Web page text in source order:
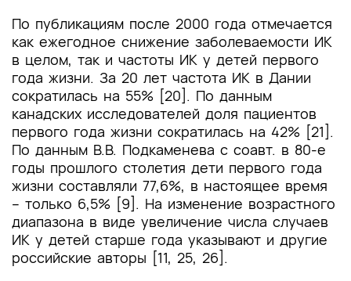
По публикациям после 2000 года отмечается
как ежегодное снижение заболеваемости ИК
в целом, так и частоты ИК у детей первого
года жизни. За 20 лет частота ИК в Дании
сократилась на 55% [20]. По данным
канадских исследователей доля пациентов
первого года жизни сократилась на 42% [21].
По данным В.В. Подкаменева с соавт. в 80-е
годы прошлого столетия дети первого года
жизни составляли 77,6%, в настоящее время
– только 6,5% [9]. На изменение возрастного
диапазона в виде увеличение числа случаев
ИК у детей старше года указывают и другие
российские авторы [11, 25, 26].